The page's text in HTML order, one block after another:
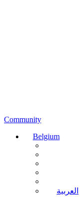
Community
Belgium
العربية